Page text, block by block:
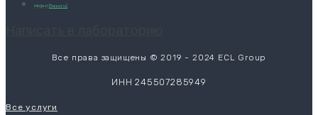
info@ecl- [Показать]
Все права защищены © 2019 - 2024 ECL Group
ИНН 245507285949
Все услуги